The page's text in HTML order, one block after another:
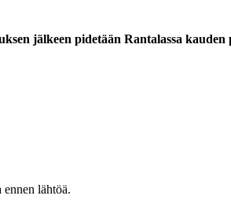
jälkeen pidetään Rantalassa kauden
lähtöä.